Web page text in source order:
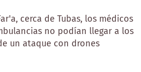
cerca de Tubas, los médicos
no podían llegar a los
un ataque con drones